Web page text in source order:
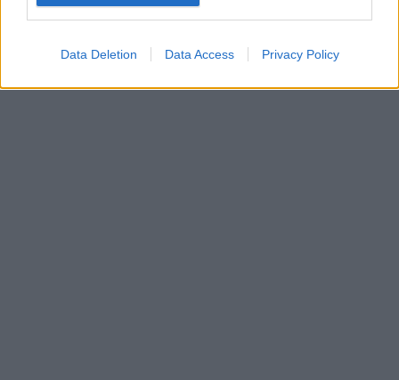
Data Deletion Data Access Privacy Policy